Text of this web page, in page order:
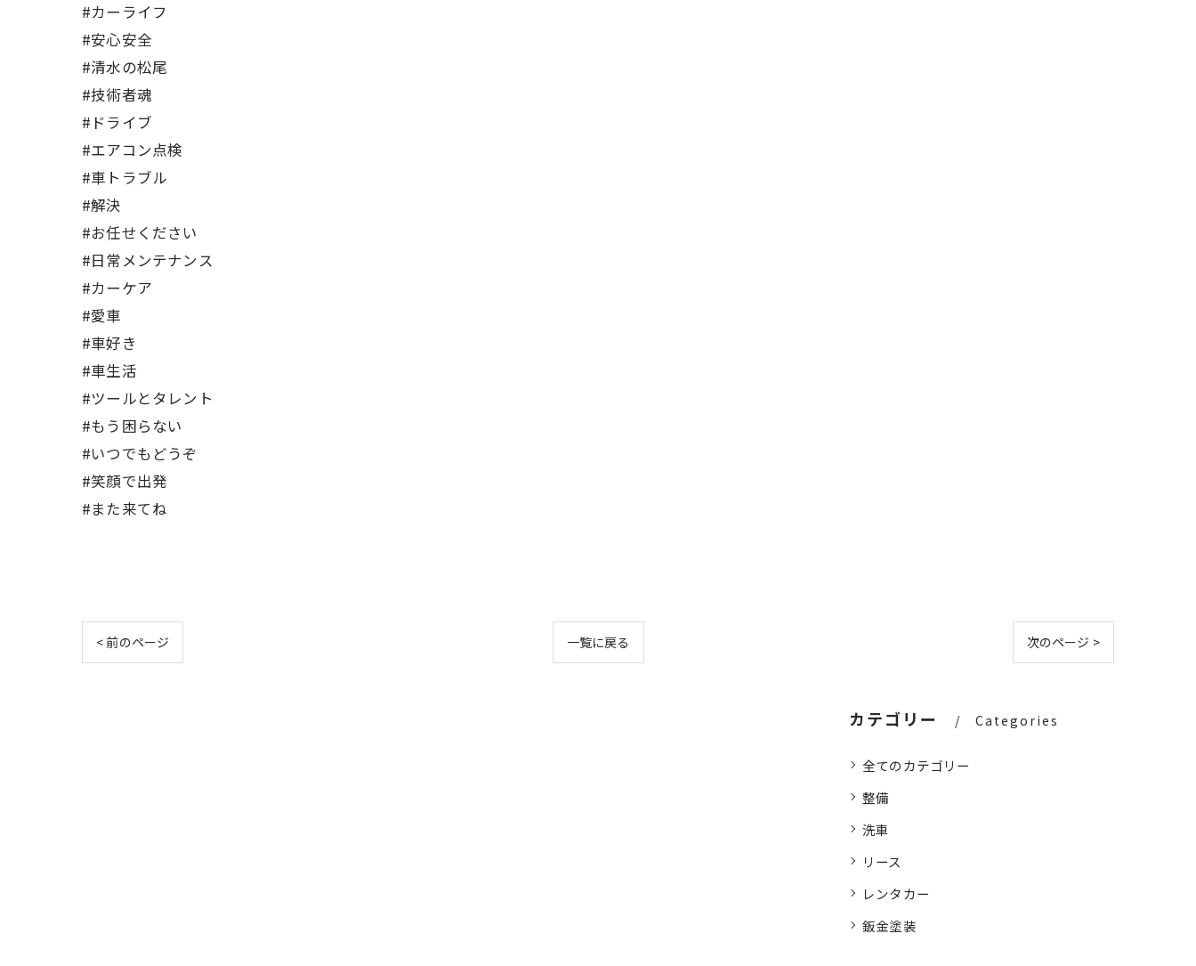
#カーライフ
#安心安全
#清水の松尾
#技術者魂
#ドライブ
#エアコン点検
#車トラブル
#解決
#お任せください
#日常メンテナンス
#カーケア
#愛車
#車好き
#車生活
#ツールとタレント
#もう困らない
#いつでもどうぞ
#笑顔で出発
#また来てね
< 前のページ 一覧に戻る 次のページ >
カテゴリー Categories
全てのカテゴリー
整備
洗車
リース
レンタカー
鈑金塗装